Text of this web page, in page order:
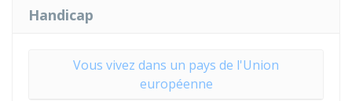
Handicap
Vous vivez dans un pays de l'Union
européenne